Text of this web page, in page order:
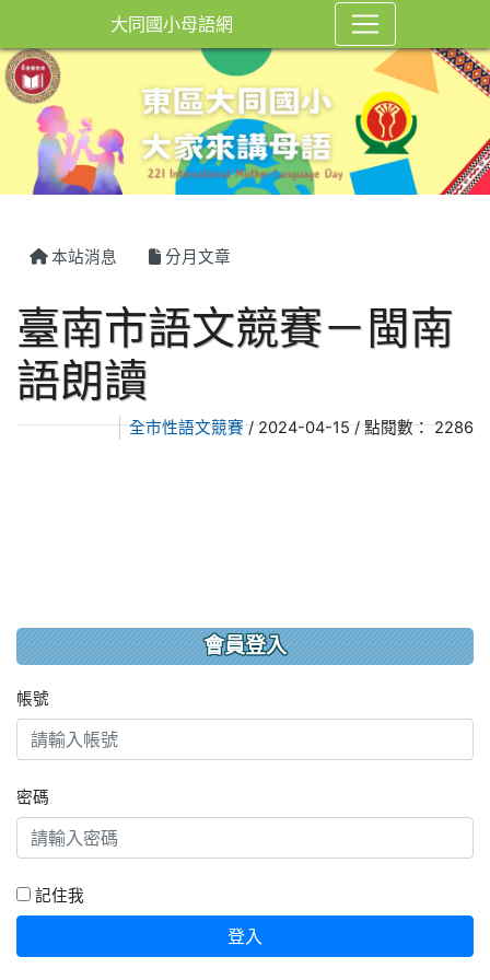
大同國小母語網
本站消息 分月文章
臺南市語文競賽－閩南
語朗讀
全市性語文競賽/ 2024-04-15 / 點閱數： 2286
會員登入
帳號
密碼
記住我
登入